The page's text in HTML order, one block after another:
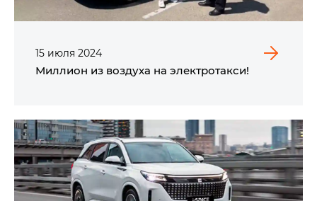
15 июля 2024
Миллион из воздуха на электротакси!